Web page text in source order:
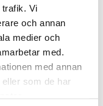
Vi
och annan
medier och
med.
med annan
som de har